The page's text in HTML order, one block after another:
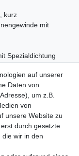
kurz
mit
Spezialdichtung
M22xAG auf
auf unserer
Daten von
um z.B.
von
unsere Website zu
durch gesetzte
die wir in den